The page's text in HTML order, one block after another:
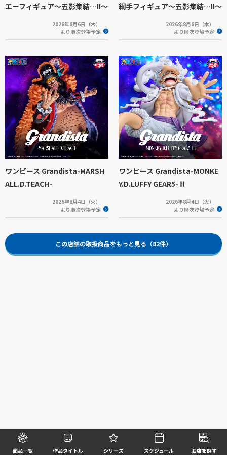
商品一覧 作品タイトル シリーズ スケジュール お店を探す
エーフィギュア～五影集結…!!～
2026年8月6日（木）
より順次登場予定
綱手フィギュア～五影集結…!!～
2026年8月6日（木）
より順次登場予定
ワンピース Grandista-MARSH
ALL.D.TEACH-
2026年8月4日（火）
より順次登場予定
ワンピース Grandista-MONKE
Y.D.LUFFY GEAR5-Ⅲ
2026年8月4日（火）
より順次登場予定
この店舗の取扱商品をもっと見る（82件）